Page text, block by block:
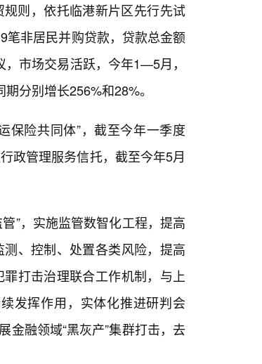
则，依托临港新片区先行先试
笔非居民并购贷款，贷款总金额
市场交易活跃，今年1—5月，
分别增长256%和28%。
保险共同体”，截至今年一季度
政管理服务信托，截至今年5月
”，实施监管数智化工程，提高
、控制、处置各类风险，提高
打击治理联合工作机制，与上
发挥作用，实体化推进研判会
金融领域“黑灰产”集群打击，去